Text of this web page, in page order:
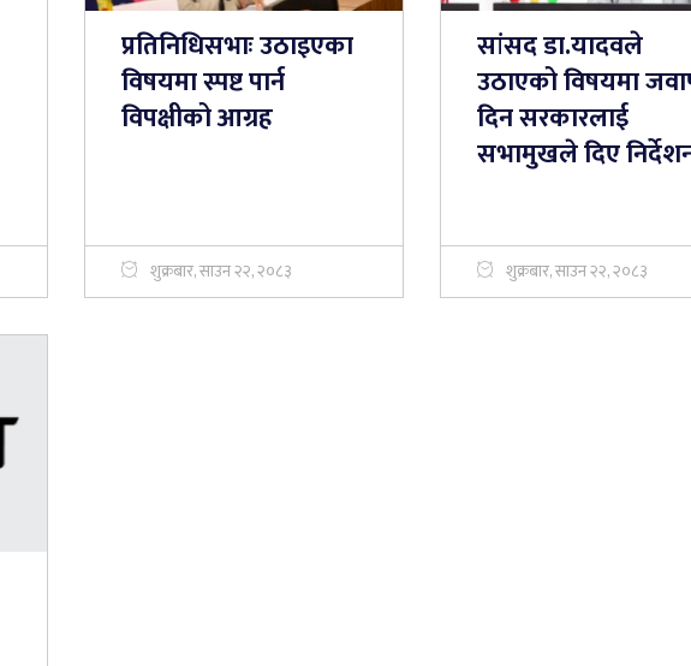
प्रतिनिधिसभाः उठाइएका
विषयमा स्पष्ट पार्न
विपक्षीको आग्रह
शुक्रबार, साउन २२, २०८३
सांसद डा‍‍.यादवले
उठाएको विषयमा
दिन सरकारलाई
सभामुखले दिए
शुक्रबार, साउन २२, २०८३